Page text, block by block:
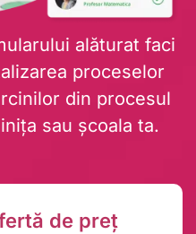
alăturat faci
proceselor
din procesul
sau școala ta.
de preț